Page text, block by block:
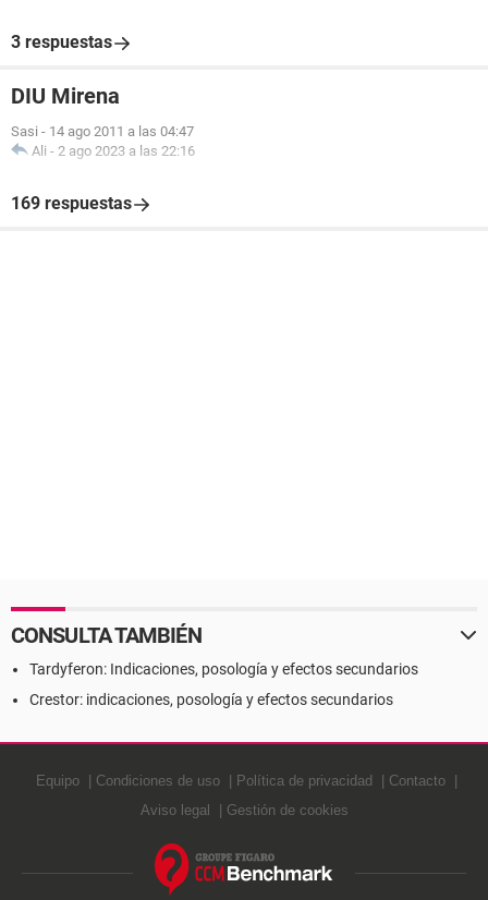
3 respuestas
DIU Mirena
Sasi - 14 ago 2011 a las 04:47
Ali - 2 ago 2023 a las 22:16
169 respuestas
CONSULTA TAMBIÉN
Tardyferon: Indicaciones, posología y efectos secundarios
Crestor: indicaciones, posología y efectos secundarios
Equipo Condiciones de uso Política de privacidad
Contacto
Aviso legal
Gestión de cookies